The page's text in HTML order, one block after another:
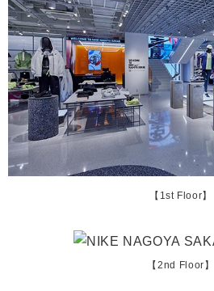
【1st Floor】
【2nd Floor】